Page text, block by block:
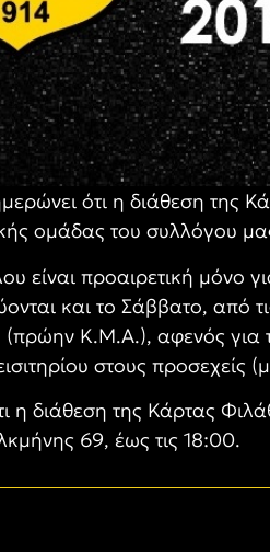
ότι η διάθεση της
ομάδας του συλλόγου
είναι προαιρετική μόνο
και το Σάββατο, από
Κ.Μ.Α.), αφενός για
στους
η διάθεση της Κάρτας
69, έως τις 18:00.